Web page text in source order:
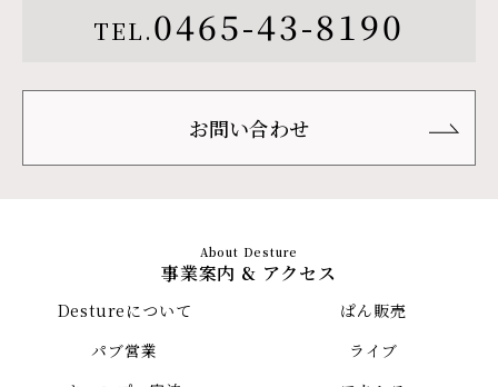
TEL.0465-43-8190
お問い合わせ
事業案内 & アクセス
Destureについて
ぱん販売
パブ営業
ライブ